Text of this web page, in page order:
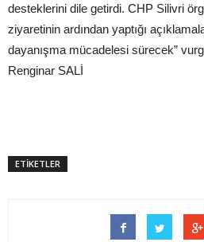
desteklerini dile getirdi. CHP Silivri
ziyaretinin ardından yaptığı
dayanışma mücadelesi sürecek”
Renginar SALİ
ETİKETLER